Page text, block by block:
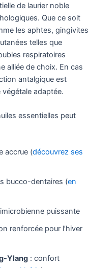
de laurier noble
Que ce soit
les aphtes, gingivites
telles que
respiratoires
alliée de choix. En cas
antalgique est
adaptée.
essentielles peut
accrue (découvrez ses
bucco-dentaires (en
puissante
renforcée pour l’hiver
Ylang : confort